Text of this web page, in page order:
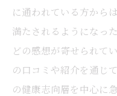
に通われている方から
満たされるようになっ
どの感想が寄せられて
の口コミや紹介を通じ
の健康志向層を中心に